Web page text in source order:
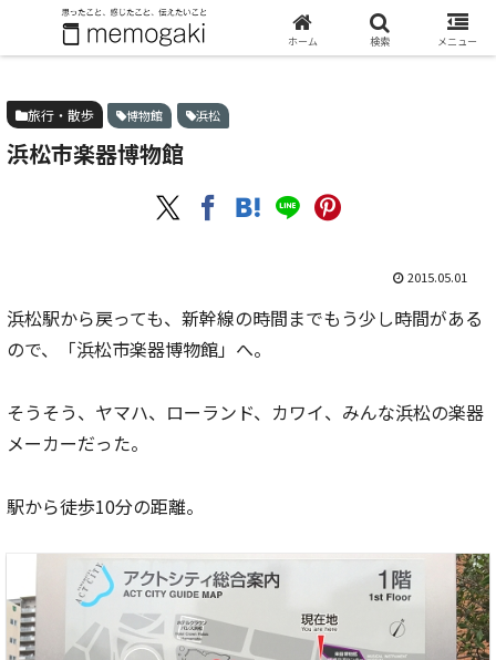
ホーム 旅行・散歩 浜松市楽器博物館
旅行・散歩 博物館 浜松
浜松市楽器博物館
2015.05.01
浜松駅から戻っても、新幹線の時間までもう少し時間がある
ので、「浜松市楽器博物館」へ。
そうそう、ヤマハ、ローランド、カワイ、みんな浜松の楽器
メーカーだった。
駅から徒歩10分の距離。
ホーム 検索 メニュー